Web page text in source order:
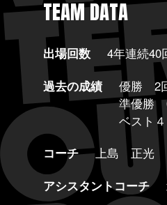
TEAM DATA
出場回数
4年連続40
過去の成績
優勝 2
準優勝
ベスト
コーチ
上島 正光
アシスタントコーチ